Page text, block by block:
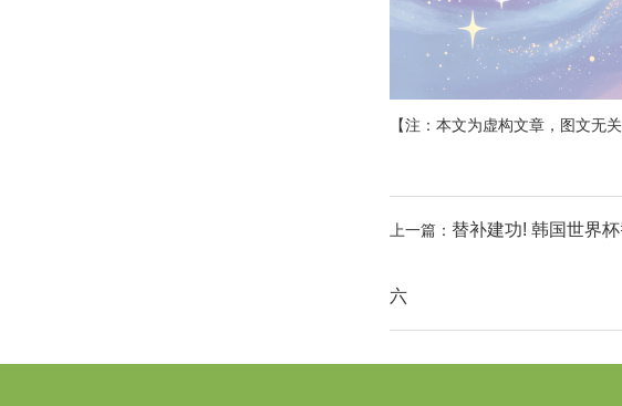
【注：本文为虚构文章，图文无
上一篇： 替补建功! 韩国世界
六